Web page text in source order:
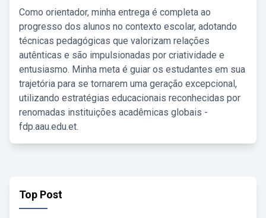
Como orientador, minha entrega é completa ao
progresso dos alunos no contexto escolar, adotando
técnicas pedagógicas que valorizam relações
autênticas e são impulsionadas por criatividade e
entusiasmo. Minha meta é guiar os estudantes em sua
trajetória para se tornarem uma geração excepcional,
utilizando estratégias educacionais reconhecidas por
renomadas instituições acadêmicas globais -
fdp.aau.edu.et.
Top Post